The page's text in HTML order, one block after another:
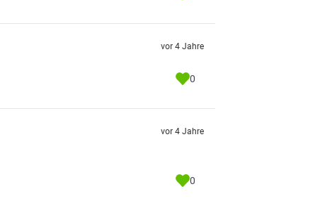
vor 4 Jahre
0
vor 4 Jahre
0